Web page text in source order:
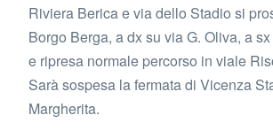
Riviera Berica e via dello Stadio si
Borgo Berga, a dx su via G. Oliva, a
e ripresa normale percorso in viale
Sarà sospesa la fermata di Vicenza
Margherita.